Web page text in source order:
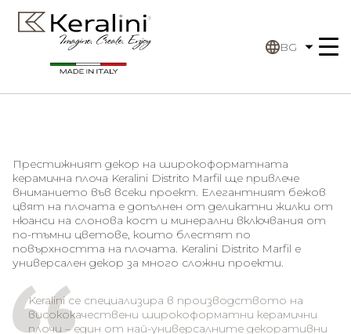
BG
Престижният декор на широкоформатната
керамична плоча Keralini Distrito Marfil ще привлече
вниманието във всеки проект. Елегантният бежов
цвят на плочата е допълнен от деликатни жилки от
нюанси на слонова кост и минерални включвания от
по-тъмни цветове, които блестят по
повърхността на плочата. Keralini Distrito Marfil е
универсален декор за много сложни проекти.
Keralini се специализира в производството на
висококачествени широкоформатни керамични
плочи – един от най-универсалните декоративни